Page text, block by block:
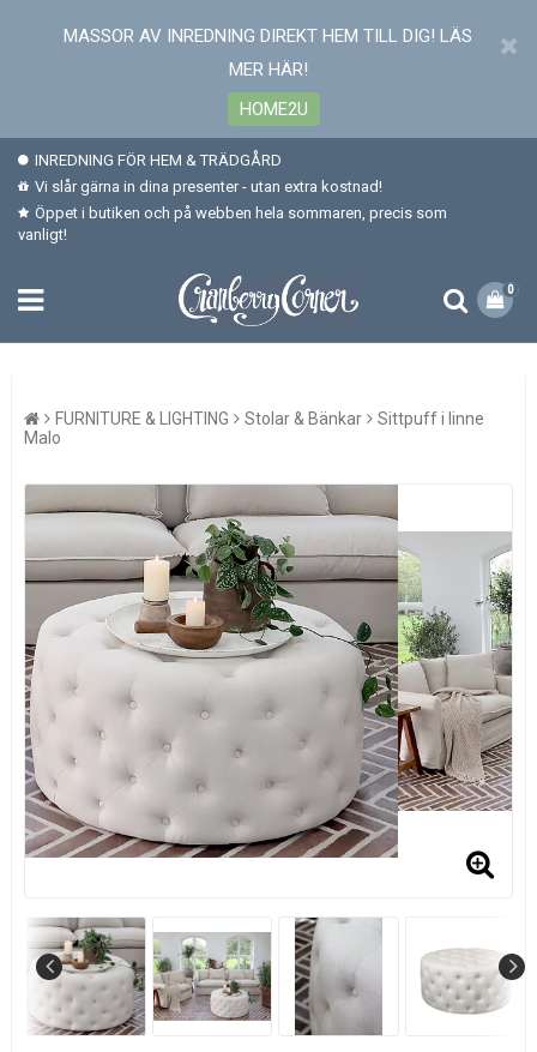
MASSOR AV INREDNING DIREKT HEM TILL DIG! LÄS
MER HÄR!
HOME2U
INREDNING FÖR HEM & TRÄDGÅRD
Vi slår gärna in dina presenter - utan extra kostnad!
Öppet i butiken och på webben hela sommaren, precis som
vanligt!
0
FURNITURE & LIGHTING Stolar & Bänkar
Sittpuff i linne
Malo